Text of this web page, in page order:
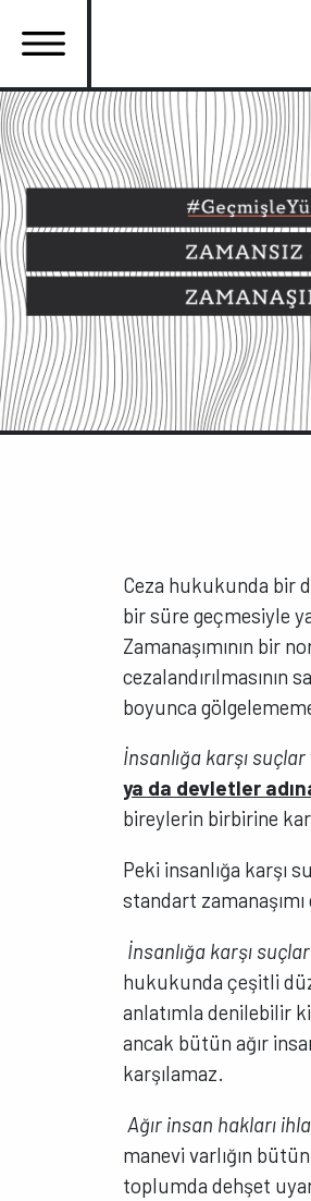
atla
Ana
gezinti
menüsü
Ceza hukukunda bir
bir süre geçmesiyle
Zamanaşımının bir
cezalandırılmasının
boyunca
İnsanlığa karşı suçlar
ya da devletler
bireylerin birbirine
Peki insanlığa karşı
standart
İnsanlığa karşı suçlar
hukukunda çeşitli
anlatımla denilebilir
ancak bütün ağır
karşılamaz.
Ağır insan hakları
manevi varlığın
toplumda dehşet